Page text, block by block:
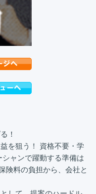
！
を狙う！ 資格不要・学
ャンで躍動する準備は
険料の負担から、会社と